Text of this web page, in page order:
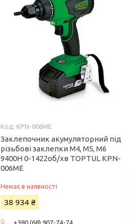
KPN-006ME
Заклепочник акумуляторний під
різьбові заклепки M4, M5, M6
9400Н 0-1422об/хв TOPTUL KPN-
006ME
Немає в наявності
38 934 ₴
+380 (68) 907-74-74